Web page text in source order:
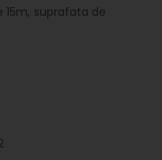
15m, suprafata de